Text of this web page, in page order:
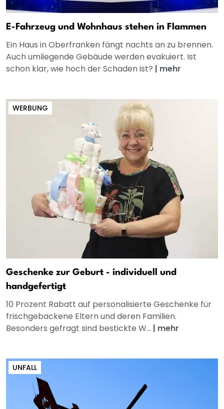
E-Fahrzeug und Wohnhaus stehen in Flammen
Ein Haus in Oberfranken fängt nachts an zu brennen.
Auch umliegende Gebäude werden evakuiert. Ist
schon klar, wie hoch der Schaden ist? | mehr
WERBUNG
Geschenke zur Geburt - individuell und
handgefertigt
10 Prozent Rabatt auf personalisierte Geschenke für
frischgebackene Eltern und deren Familien.
Besonders gefragt sind bestickte W... | mehr
UNFALL